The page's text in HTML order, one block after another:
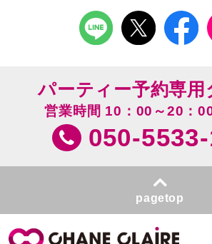
パーティー予約専用
営業時間 10：00～20：
050-
pagetop